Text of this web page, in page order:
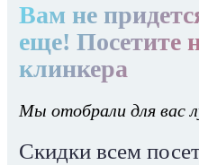
Вам не
еще!
клинкера
Мы отобрали для вас
Скидки всем